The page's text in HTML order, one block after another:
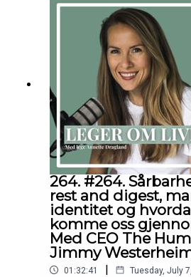
og stå for det man brenner
Evensen: https://
ensen/Tusen takk til deg
gjør det mulig for meg å dele
kunnskapen!Alt
på:Instagram.com/
m/drannettedraglandhttps://
etteDisclaimer: Innholdet i
denne nettsiden er ikke
en erstatning for
rådgivning, diagnose eller
råd fra legen din eller annet
helsepersonell hvis du har
medisinsk tilstand.
264. #264.
rest and digest,
identitet og
komme oss
Med CEO The
Jimmy
01:32:41 | Tuesday, July